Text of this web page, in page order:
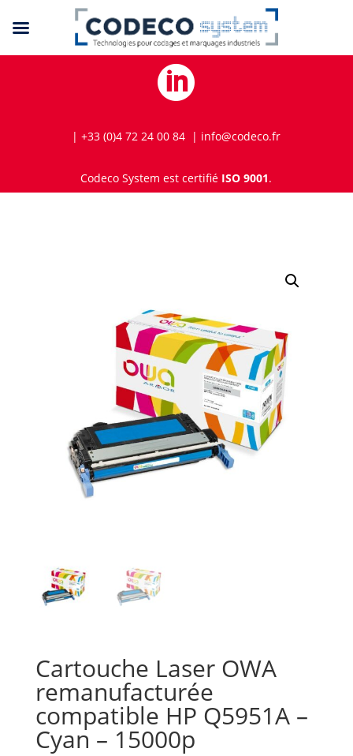

| +33 (0)4 72 24 00 84 | info@codeco.fr
Codeco System est certifié ISO 9001.
Cartouche Laser OWA
remanufacturée
compatible HP Q5951A –
Cyan – 15000p